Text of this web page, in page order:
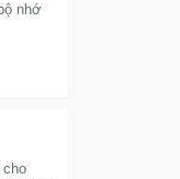
nhớ
cho